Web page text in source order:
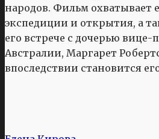
народов. Фильм охватывает
экспедиции и открытия, а
его встрече с дочерью вице-
Австралии, Маргарет
впоследствии становится